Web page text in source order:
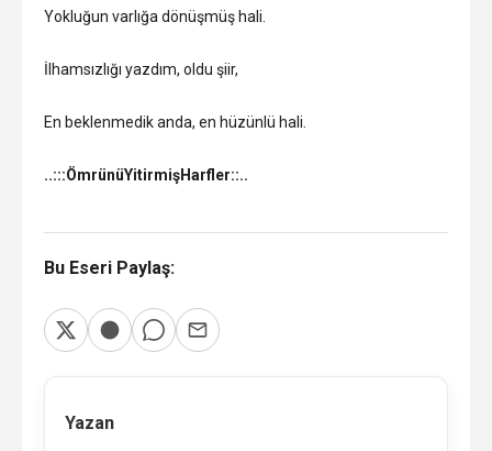
Yokluğun varlığa dönüşmüş hali.
İlhamsızlığı yazdım, oldu şiir,
En beklenmedik anda, en hüzünlü hali.
..:::ÖmrünüYitirmişHarfler::..
Bu Eseri Paylaş:
Yazan